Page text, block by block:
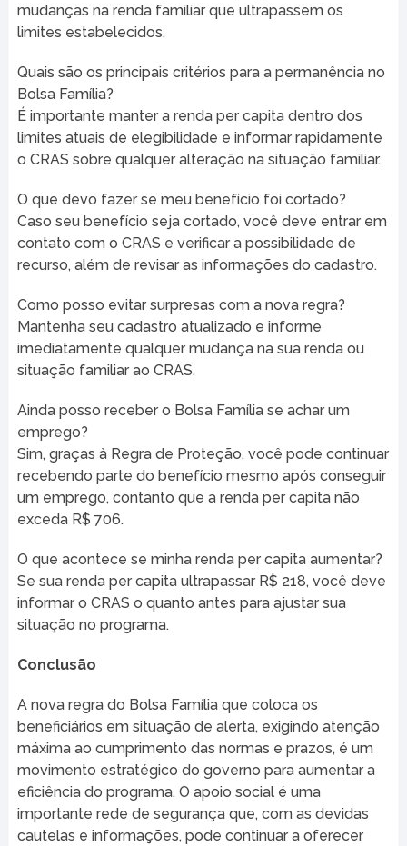
mudanças na renda familiar que ultrapassem os
limites estabelecidos.
Quais são os principais critérios para a permanência no
Bolsa Família?
É importante manter a renda per capita dentro dos
limites atuais de elegibilidade e informar rapidamente
o CRAS sobre qualquer alteração na situação familiar.
O que devo fazer se meu benefício foi cortado?
Caso seu benefício seja cortado, você deve entrar em
contato com o CRAS e verificar a possibilidade de
recurso, além de revisar as informações do cadastro.
Como posso evitar surpresas com a nova regra?
Mantenha seu cadastro atualizado e informe
imediatamente qualquer mudança na sua renda ou
situação familiar ao CRAS.
Ainda posso receber o Bolsa Família se achar um
emprego?
Sim, graças à Regra de Proteção, você pode continuar
recebendo parte do benefício mesmo após conseguir
um emprego, contanto que a renda per capita não
exceda R$ 706.
O que acontece se minha renda per capita aumentar?
Se sua renda per capita ultrapassar R$ 218, você deve
informar o CRAS o quanto antes para ajustar sua
situação no programa.
Conclusão
A nova regra do Bolsa Família que coloca os
beneficiários em situação de alerta, exigindo atenção
máxima ao cumprimento das normas e prazos, é um
movimento estratégico do governo para aumentar a
eficiência do programa. O apoio social é uma
importante rede de segurança que, com as devidas
cautelas e informações, pode continuar a oferecer